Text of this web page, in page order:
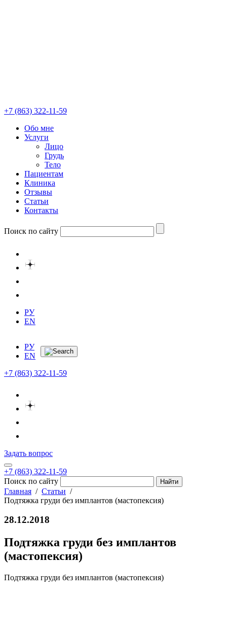
+7 (863) 322-11-59
Обо мне
Услуги
Лицо
Грудь
Тело
Пациентам
Клиника
Отзывы
Статьи
Контакты
Поиск по сайту
РУ
EN
РУ
EN
+7 (863) 322-11-59
Задать вопрос
+7 (863) 322-11-59
Поиск по сайту
Главная
Статьи
Подтяжка груди без имплантов (мастопексия)
28.12.2018
Подтяжка груди без имплантов
(мастопексия)
Подтяжка груди без имплантов (мастопексия)